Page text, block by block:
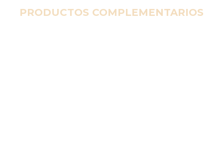
PRODUCTOS COMPLEMENTARIOS